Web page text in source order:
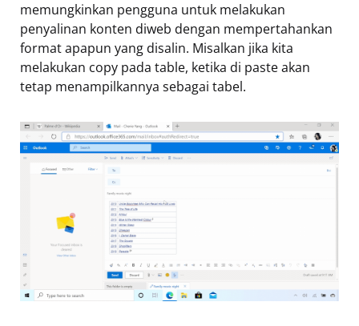
memungkinkan pengguna untuk melakukan
penyalinan konten diweb dengan mempertahankan
format apapun yang disalin. Misalkan jika kita
melakukan copy pada table, ketika di paste akan
tetap menampilkannya sebagai tabel.